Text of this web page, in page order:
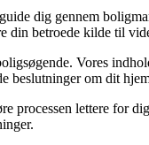
dig gennem
din betroede kilde til
Vores
beslutninger om dit
lettere for